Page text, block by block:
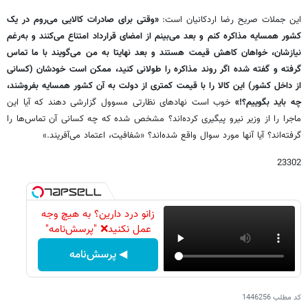
این جملات صریح رضا اردکانیان است:«وقتی برای صادرات کالایی می‌روم در یک
کشور همسایه مذاکره کنم و بعد می‌بینم از امضای قرارداد امتناع می‌کنند و به‌رغم
نیازشان، خواهان کاهش قیمت هستند و بعد نهایتا به من می‌گویند با ما تماس
گرفته و گفته شده اگر روند مذاکره را طولانی کنید، ممکن است خودشان (کسانی
از داخل کشور) این کالا را با قیمت کمتری از دولت به آن کشور همسایه بفروشند،
چه باید بگوییم؟!» خوب است نهادهای نظارتی مسوول گزارشی دهند که آیا این
ماجرا را از وزیر نیرو پیگیری کرده‌اند؟ مشخص شده که چه کسانی آن تماس‌ها را
گرفته‌اند؟ آیا آنها مورد سوال واقع شده‌اند؟ «شفافیت، اعتماد می‌آفریند.»
23302
زانو درد دارین؟ به هیچ وجه
عمل نکنید❌ "پرسش‌نامه"
◀ پرسش‌نامه
کد مطلب1446256